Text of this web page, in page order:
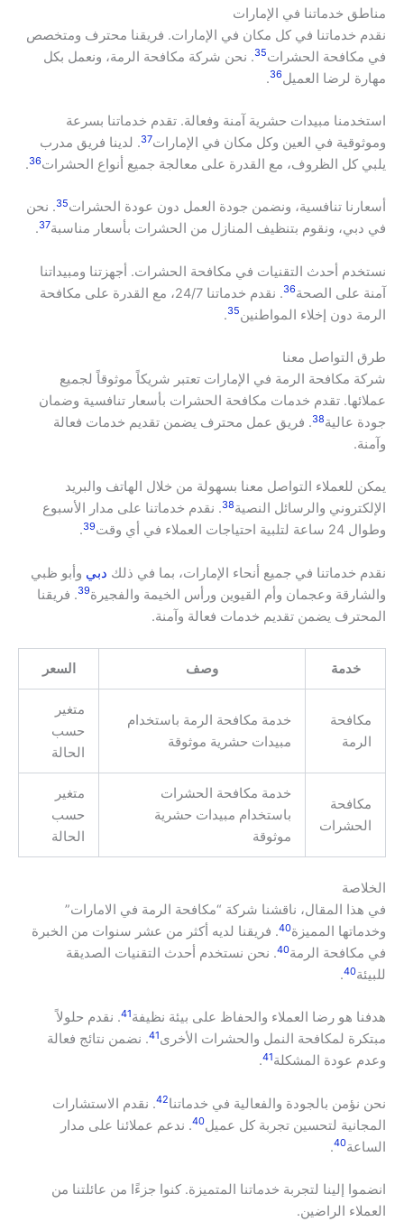
مناطق خدماتنا في الإمارات
نقدم خدماتنا في كل مكان في الإمارات. فريقنا محترف ومتخصص
في مكافحة الحشرات35. نحن شركة مكافحة الرمة، ونعمل بكل
مهارة لرضا العميل36
.
استخدمنا مبيدات حشرية آمنة وفعالة. تقدم خدماتنا بسرعة
وموثوقية في العين وكل مكان في الإمارات37. لدينا فريق مدرب
يلبي كل الظروف، مع القدرة على معالجة جميع أنواع الحشرات36
.
أسعارنا تنافسية، ونضمن جودة العمل دون عودة الحشرات35. نحن
في دبي، ونقوم بتنظيف المنازل من الحشرات بأسعار مناسبة37
.
نستخدم أحدث التقنيات في مكافحة الحشرات. أجهزتنا ومبيداتنا
آمنة على الصحة36
. نقدم خدماتنا 24/7، مع القدرة على مكافحة
الرمة دون إخلاء المواطنين35
.
طرق التواصل معنا
شركة مكافحة الرمة في الإمارات تعتبر شريكاً موثوقاً لجميع
عملائها. تقدم خدمات مكافحة الحشرات بأسعار تنافسية وضمان
جودة عالية38. فريق عمل محترف يضمن تقديم خدمات فعالة
وآمنة.
يمكن للعملاء التواصل معنا بسهولة من خلال الهاتف والبريد
الإلكتروني والرسائل النصية38. نقدم خدماتنا على مدار الأسبوع
وطوال 24 ساعة لتلبية احتياجات العملاء في أي وقت
39
.
نقدم خدماتنا في جميع أنحاء الإمارات، بما في ذلك دبي وأبو ظبي
والشارقة وعجمان وأم القيوين ورأس الخيمة والفجيرة39. فريقنا
المحترف يضمن تقديم خدمات فعالة وآمنة.
خدمة وصف السعر
مكافحة
الرمة
خدمة مكافحة الرمة باستخدام
مبيدات حشرية موثوقة
متغير
حسب
الحالة
مكافحة
الحشرات
خدمة مكافحة الحشرات
باستخدام مبيدات حشرية
موثوقة
متغير
حسب
الحالة
الخلاصة
في هذا المقال، ناقشنا شركة “مكافحة الرمة في الامارات”
وخدماتها المميزة40. فريقنا لديه أكثر من عشر سنوات من الخبرة
في مكافحة الرمة40. نحن نستخدم أحدث التقنيات الصديقة
للبيئة40
.
هدفنا هو رضا العملاء والحفاظ على بيئة نظيفة41. نقدم حلولاً
مبتكرة لمكافحة النمل والحشرات الأخرى41. نضمن نتائج فعالة
وعدم عودة المشكلة41
.
نحن نؤمن بالجودة والفعالية في خدماتنا42. نقدم الاستشارات
المجانية لتحسين تجربة كل عميل40. ندعم عملائنا على مدار
الساعة40
.
انضموا إلينا لتجربة خدماتنا المتميزة. كنوا جزءًا من عائلتنا من
العملاء الراضين.